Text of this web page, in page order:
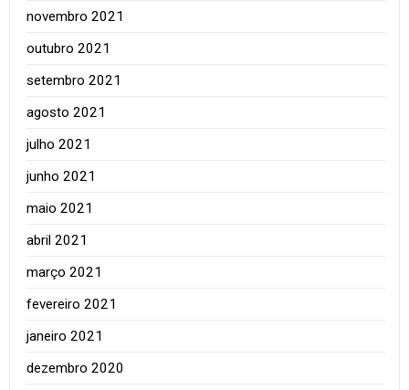
novembro 2021
outubro 2021
setembro 2021
agosto 2021
julho 2021
junho 2021
maio 2021
abril 2021
março 2021
fevereiro 2021
janeiro 2021
dezembro 2020